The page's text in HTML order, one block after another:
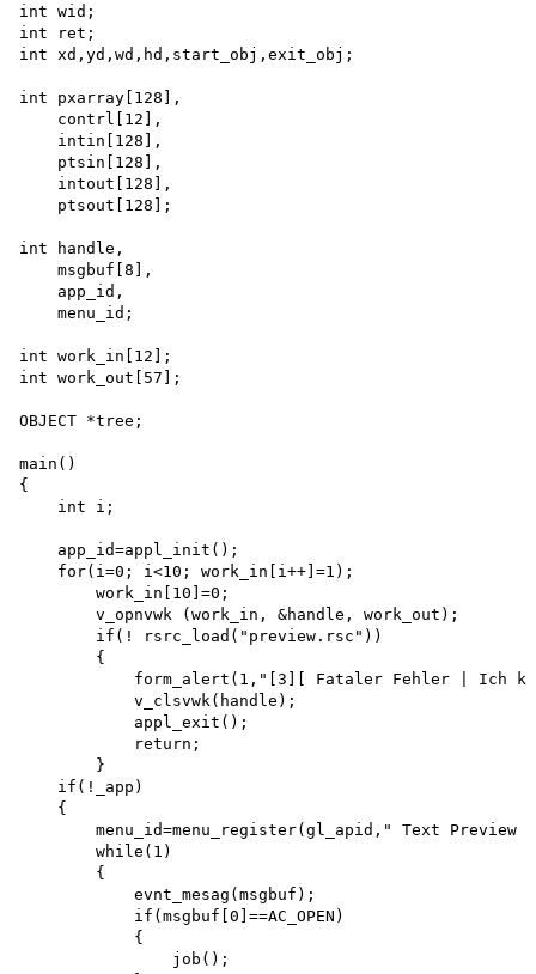
int wid;
int ret;
int xd,yd,wd,hd,start_obj,exit_obj;
int pxarray[128],
    contrl[12],
    intin[128],
    ptsin[128],
    intout[128],
    ptsout[128];
int handle,
    msgbuf[8],
    app_id,
    menu_id;
int work_in[12];
int work_out[57];
OBJECT *tree;
main()
{
    int i;
    app_id=appl_init();
    for(i=0; i<10; work_in[i++]=1);
        work_in[10]=0;
        v_opnvwk (work_in, &handle, work_out);
        if(! rsrc_load("preview.rsc"))
        {
form_alert(1,"[3][ Fataler Fehler | Ich
            v_clsvwk(handle);
            appl_exit();
            return;
        }
    if(!_app)
    {
menu_id=menu_register(gl_apid," Text Preview
        while(1)
        {
            evnt_mesag(msgbuf);
            if(msgbuf[0]==AC_OPEN)
            {
                job();